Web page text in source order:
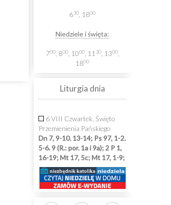
630 , 1800
Niedziele i święta:
700, 800, 1000, 11 30, 1300,
1800
Liturgia dnia
6 VIII Czwartek. Święto
Przemienienia Pańskiego
Dn 7, 9-10. 13-14; Ps 97, 1-2.
5-6. 9 (R.: por. 1a i 9a); 2 P 1,
16-19; Mt 17, 5c; Mt 17, 1-9;